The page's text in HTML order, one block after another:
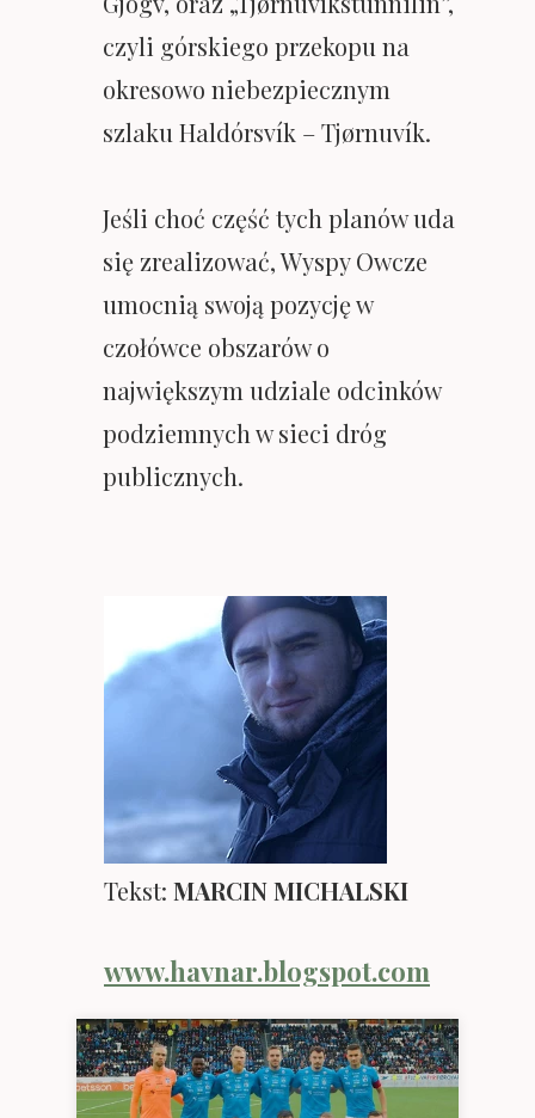
czyli górskiego przekopu na
okresowo niebezpiecznym
szlaku Haldórsvík – Tjørnuvík.
Jeśli choć część tych planów uda
się zrealizować, Wyspy Owcze
umocnią swoją pozycję w
czołówce obszarów o
największym udziale odcinków
podziemnych w sieci dróg
publicznych.
Tekst: MARCIN MICHALSKI
www.havnar.blogspot.com